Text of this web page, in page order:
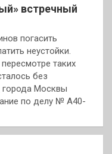
встречный
погасить
неустойки.
таких
без
города Москвы
по делу № А40-